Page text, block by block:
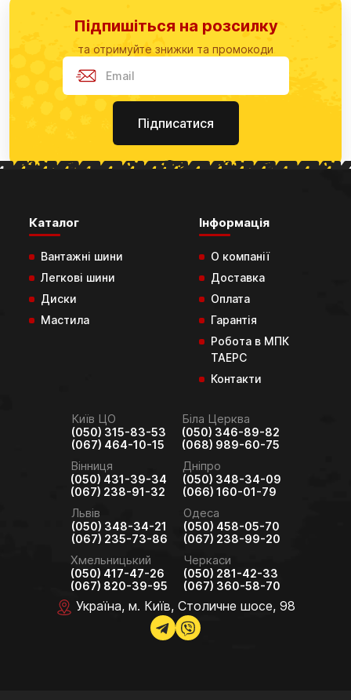
Підпишіться на розсилку
та отримуйте знижки та промокоди
Підписатися
Каталог
Вантажні шини
Легкові шини
Диски
Мастила
Інформація
О компанії
Доставка
Оплата
Гарантія
Робота в МПК
ТАЕРС
Контакти
Київ ЦО
(050) 315-83-53
(067) 464-10-15
Біла Церква
(050) 346-89-82
(068) 989-60-75
Вінниця
(050) 431-39-34
(067) 238-91-32
Дніпро
(050) 348-34-09
(066) 160-01-79
Львів
(050) 348-34-21
(067) 235-73-86
Одеса
(050) 458-05-70
(067) 238-99-20
Хмельницький
(050) 417-47-26
(067) 820-39-95
Черкаси
(050) 281-42-33
(067) 360-58-70
Україна, м. Київ, Столичне шосе, 98